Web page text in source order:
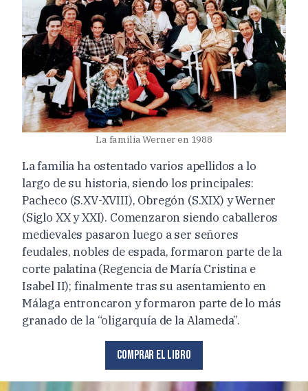
La familia Werner en 1988
La familia ha ostentado varios apellidos a lo
largo de su historia, siendo los principales:
Pacheco (S.XV-XVIII), Obregón (S.XIX) y Werner
(Siglo XX y XXI). Comenzaron siendo caballeros
medievales pasaron luego a ser señores
feudales, nobles de espada, formaron parte de la
corte palatina (Regencia de María Cristina e
Isabel II); finalmente tras su asentamiento en
Málaga entroncaron y formaron parte de lo más
granado de la “oligarquía de la Alameda”.
Comprar el libro